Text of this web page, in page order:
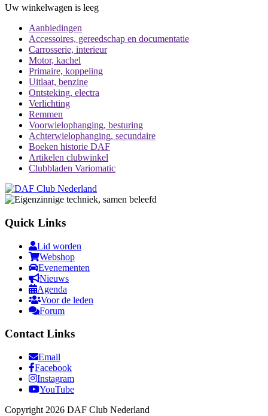
Uw winkelwagen is leeg
Aanbiedingen
Accessoires, gereedschap en documentatie
Carrosserie, interieur
Motor, kachel
Primaire, koppeling
Uitlaat, benzine
Ontsteking, electra
Verlichting
Remmen
Voorwielophanging, besturing
Achterwielophanging, secundaire
Boeken historie DAF
Artikelen clubwinkel
Clubbladen Variomatic
Quick Links
Lid worden
Webshop
Evenementen
Nieuws
Agenda
Voor de leden
Forum
Contact Links
Email
Facebook
Instagram
YouTube
Copyright 2026 DAF Club Nederland